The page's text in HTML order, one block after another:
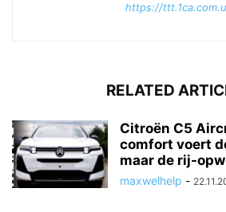
https://
RELATED
Citroën C5
comfort voert
maar de rij-
maxwelhelp -